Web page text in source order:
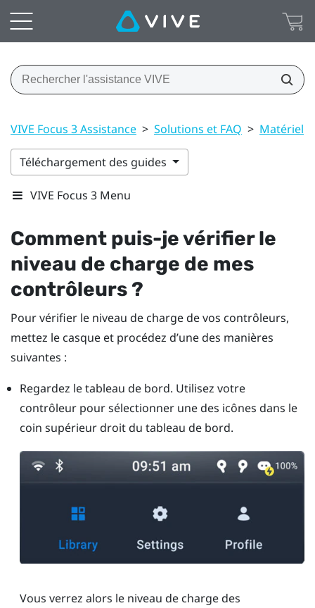
VIVE Focus 3 Assistance > Solutions et FAQ > Matériel
Téléchargement des guides
VIVE Focus 3 Menu
Comment puis-je vérifier le
niveau de charge de mes
contrôleurs ?
Pour vérifier le niveau de charge de vos contrôleurs,
mettez le casque et procédez d’une des manières
suivantes :
Regardez le tableau de bord. Utilisez votre
contrôleur pour sélectionner une des icônes dans le
coin supérieur droit du tableau de bord.
Vous verrez alors le niveau de charge des